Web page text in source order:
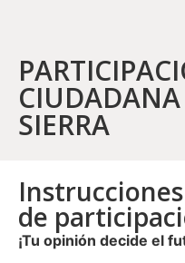
SIERRA
de
¡Tu opinión decide el